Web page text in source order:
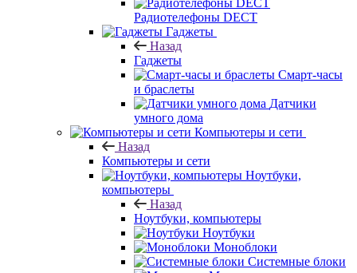
Радиотелефоны DECT
Гаджеты
Назад
Гаджеты
Смарт-часы
и браслеты
Датчики
умного дома
Компьютеры и сети
Назад
Компьютеры и сети
Ноутбуки,
компьютеры
Назад
Ноутбуки, компьютеры
Ноутбуки
Моноблоки
Системные блоки